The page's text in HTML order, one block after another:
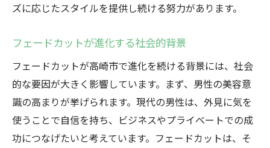
ズに応じたスタイルを提供し続ける努力があります。
フェードカットが進化する社会的背景
フェードカットが高崎市で進化を続ける背景には、社会
的な要因が大きく影響しています。まず、男性の美容意
識の高まりが挙げられます。現代の男性は、外見に気を
使うことで自信を持ち、ビジネスやプライベートでの成
功につなげたいと考えています。フェードカットは、そ